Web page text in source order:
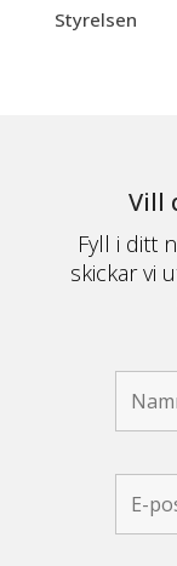
Styrelsen
Vill
Fyll i ditt
skickar vi